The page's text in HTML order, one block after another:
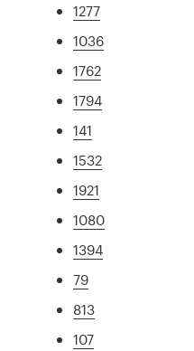
1277
1036
1762
1794
141
1532
1921
1080
1394
79
813
107